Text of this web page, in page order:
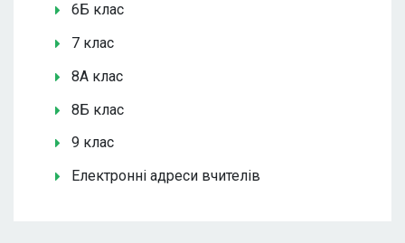
6Б клас
7 клас
8А клас
8Б клас
9 клас
Електронні адреси вчителів